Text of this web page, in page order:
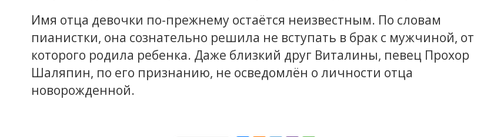
Имя отца девочки по-прежнему остаётся неизвестным. По словам
пианистки, она сознательно решила не вступать в брак с мужчиной, от
которого родила ребенка. Даже близкий друг Виталины, певец Прохор
Шаляпин, по его признанию, не осведомлён о личности отца
новорожденной.